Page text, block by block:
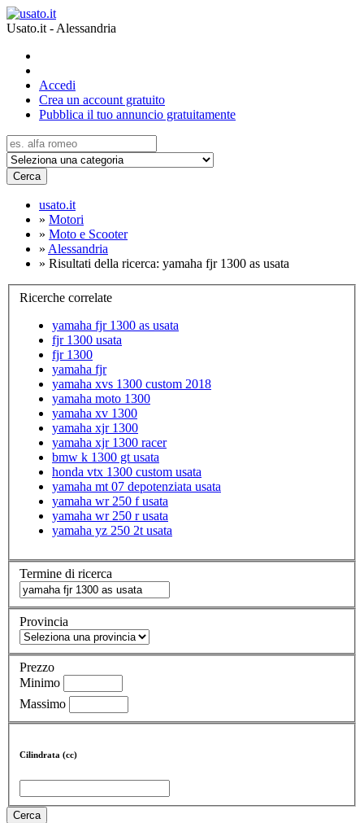
Usato.it - Alessandria
Accedi
Crea un account gratuito
Pubblica il tuo annuncio gratuitamente
Cerca
usato.it
» Motori
» Moto e Scooter
» Alessandria
» Risultati della ricerca: yamaha fjr 1300 as usata
Ricerche correlate
yamaha fjr 1300 as usata
fjr 1300 usata
fjr 1300
yamaha fjr
yamaha xvs 1300 custom 2018
yamaha moto 1300
yamaha xv 1300
yamaha xjr 1300
yamaha xjr 1300 racer
bmw k 1300 gt usata
honda vtx 1300 custom usata
yamaha mt 07 depotenziata usata
yamaha wr 250 f usata
yamaha wr 250 r usata
yamaha yz 250 2t usata
Termine di ricerca
Provincia
Prezzo
Minimo
Massimo
Cilindrata (cc)
Cerca